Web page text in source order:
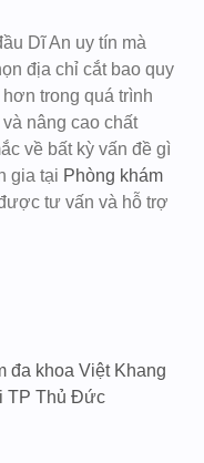
Dĩ An uy tín mà
địa chỉ cắt bao quy
trong quá trình
nâng cao chất
về bất kỳ vấn đề gì
gia tại Phòng khám
tư vấn và hỗ trợ
đa khoa Việt Khang
TP Thủ Đức